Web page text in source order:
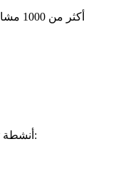
– أكثر من 1000 مشاهدة لكل منشور (منشور واحد في اليوم)
أنشطة تويتر لمدة 30 يومًا (منشور واحد في اليوم):